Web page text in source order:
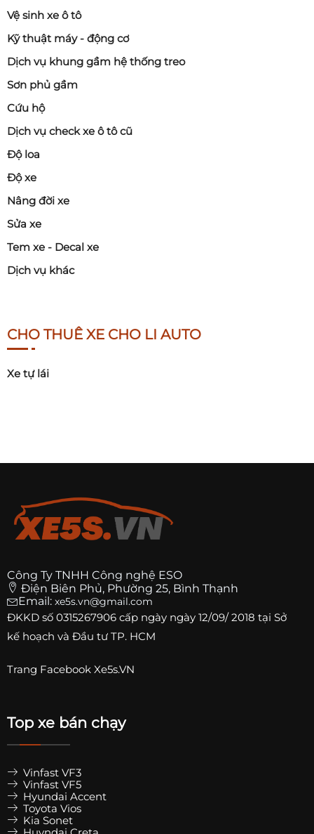
Vệ sinh xe ô tô
Kỹ thuật máy - động cơ
Dịch vụ khung gầm hệ thống treo
Sơn phủ gầm
Cứu hộ
Dịch vụ check xe ô tô cũ
Độ loa
Độ xe
Nâng đời xe
Sửa xe
Tem xe - Decal xe
Dịch vụ khác
CHO THUÊ XE CHO LI AUTO
Xe tự lái
Công Ty TNHH Công nghệ ESO
Điện Biên Phủ, Phường 25, Bình Thạnh
Email: xe5s.vn@gmail.com
ĐKKD số 0315267906 cấp ngày ngày 12/09/ 2018 tại Sở
kế hoạch và Đầu tư TP. HCM
Trang Facebook Xe5s.VN
Top xe bán chạy
Vinfast VF3
Vinfast VF5
Hyundai Accent
Toyota Vios
Kia Sonet